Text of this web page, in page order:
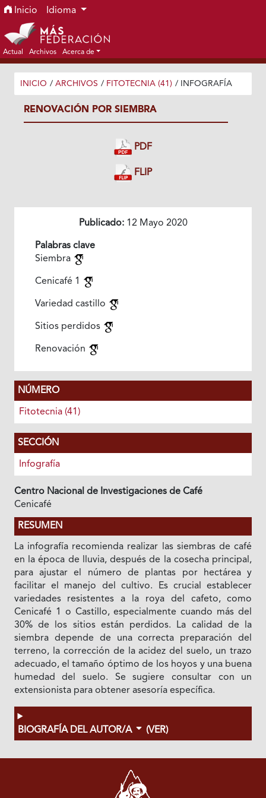
Ir al menú de navegación principal
Ir al contenido principal
Ir al pie de página del sitio
Inicio Idioma
Actual Archivos Acerca de
INICIO / ARCHIVOS / FITOTECNIA (41) / INFOGRAFÍA
RENOVACIÓN POR SIEMBRA
PDF
FLIP
Publicado:12 Mayo 2020
Palabras clave
Siembra
Cenicafé 1
Variedad castillo
Sitios perdidos
Renovación
NÚMERO
Fitotecnia (41)
SECCIÓN
Infografía
Centro Nacional de Investigaciones de Café
Cenicafé
RESUMEN
La infografía recomienda realizar las siembras de café
en la época de lluvia, después de la cosecha principal,
para ajustar el número de plantas por hectárea y
facilitar el manejo del cultivo. Es crucial establecer
variedades resistentes a la roya del cafeto, como
Cenicafé 1 o Castillo, especialmente cuando más del
30% de los sitios están perdidos. La calidad de la
siembra depende de una correcta preparación del
terreno, la corrección de la acidez del suelo, un trazo
adecuado, el tamaño óptimo de los hoyos y una buena
humedad del suelo. Se sugiere consultar con un
extensionista para obtener asesoría específica.
BIOGRAFÍA DEL AUTOR/A (VER)